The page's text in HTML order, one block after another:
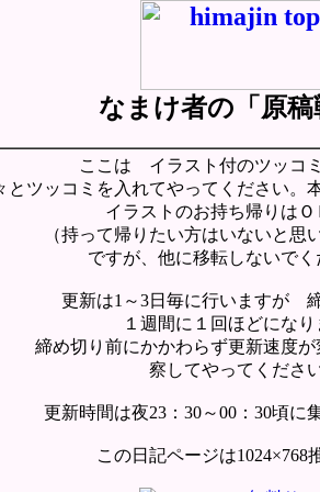
なまけ者の「原稿
ここは イラスト付のツッコミ
とツッコミを入れてやってください
イラストのお持ち帰りはＯ
（持って帰りたい方はいないと思
ですが、他に移転しないでく
更新は1～3日毎に行いますが
１週間に１回ほどになり
締め切り前にかかわらず更新速度
察してやってくださ
更新時間は夜23：30～00：30頃に
この日記ページは1024×768